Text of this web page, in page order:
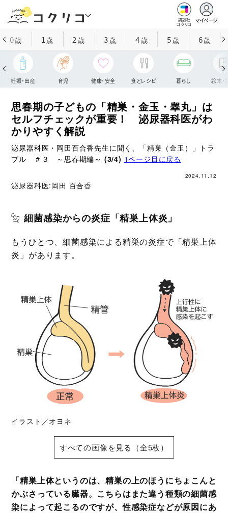
講談社
コクリコ
マイページ
0歳 1歳 2 歳 3歳 4歳 5歳 6歳
妊娠・出産 育児 健康・安全 食とレシピ 暮らし 絵本・
思春期の子どもの「精巣・金玉・睾丸」は
セルフチェックが重要！ 泌尿器科医がわ
かりやすく解説
泌尿器科医・岡田百合香先生に聞く、「精巣（金玉）」トラ
ブル ＃３ ～思春期編～ (3/4) 1ページ目に戻る
2024.11.12
泌尿器科医:岡田 百合香
細菌感染からの炎症「精巣上体炎」
もうひとつ、細菌感染による精巣の炎症で「精巣上体
炎」があります。
イラスト／オヨネ
すべての画像を見る（全5枚）
「精巣上体というのは、精巣の上のほうにちょこんと
かぶさっている臓器。こちらはまた違う種類の細菌感
染によって起こるのですが、性感染症などが原因にあ